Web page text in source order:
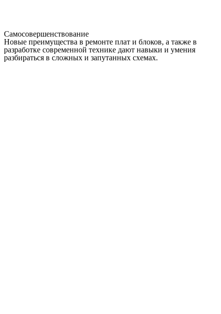
Самосовершенствование
Новые преимущества в ремонте плат и блоков, а также в
разработке современной технике дают навыки и умения
разбираться в сложных и запутанных схемах.